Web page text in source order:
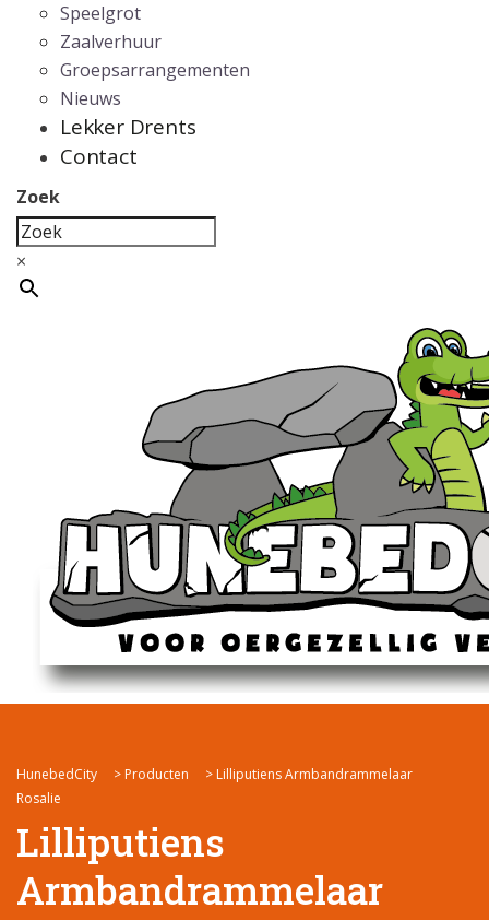
Speelgrot
Zaalverhuur
Groepsarrangementen
Nieuws
Lekker Drents
Contact
Zoek
×
HunebedCity > Producten > Lilliputiens Armbandrammelaar
Rosalie
Lilliputiens
Armbandrammelaar